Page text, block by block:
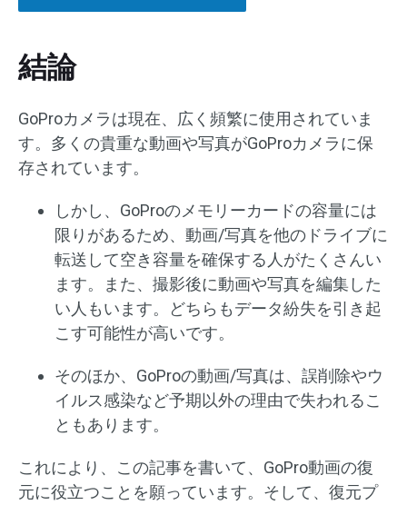
結論
GoProカメラは現在、広く頻繁に使用されていま
す。多くの貴重な動画や写真がGoProカメラに保
存されています。
しかし、GoProのメモリーカードの容量には
限りがあるため、動画/写真を他のドライブに
転送して空き容量を確保する人がたくさんい
ます。また、撮影後に動画や写真を編集した
い人もいます。どちらもデータ紛失を引き起
こす可能性が高いです。
そのほか、GoProの動画/写真は、誤削除やウ
イルス感染など予期以外の理由で失われるこ
ともあります。
これにより、この記事を書いて、GoPro動画の復
元に役立つことを願っています。そして、復元プ